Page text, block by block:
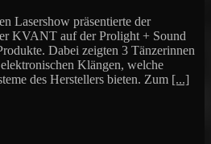
Lasershow präsentierte der
KVANT auf der Prolight + Sound
Dabei zeigten 3 Tänzerinnen
Klängen, welche
des Herstellers bieten. Zum [...]